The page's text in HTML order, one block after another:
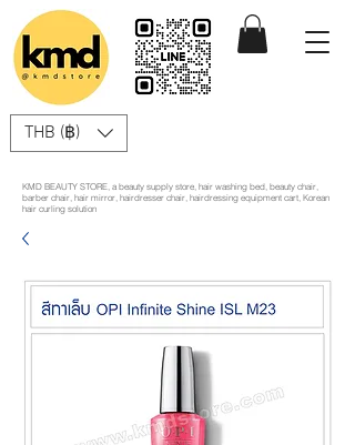
THB (฿)
KMD BEAUTY STORE, a beauty supply store, hair washing bed, beauty chair,
barber chair, hair mirror, hairdresser chair, hairdressing equipment cart, Korean
hair curling solution